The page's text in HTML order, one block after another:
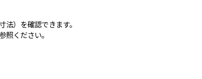
）を確認できます。
ください。